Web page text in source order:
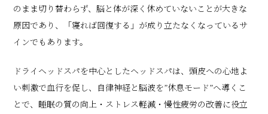
のまま切り替わらず、脳と体が深く休めていないことが大きな
原因であり、「寝れば回復する」が成り立たなくなっているサ
インでもあります。
ドライヘッドスパを中心としたヘッドスパは、頭皮への心地よ
い刺激で血行を促し、自律神経と脳波を”休息モード”へ導くこ
とで、睡眠の質の向上・ストレス軽減・慢性疲労の改善に役立